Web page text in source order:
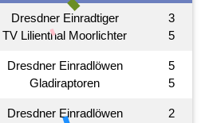
Dresdner Einradtiger
TV Lilienthal Moorlichter
3
5
Dresdner Einradlöwen
Gladiraptoren
5
5
Dresdner Einradlöwen
2